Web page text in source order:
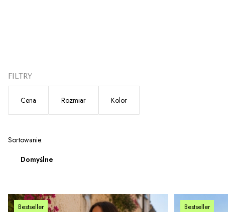
FILTRY
Cena Rozmiar Kolor
Lista produktów
Sortowanie:
Domyślne
Bestseller
Bestseller